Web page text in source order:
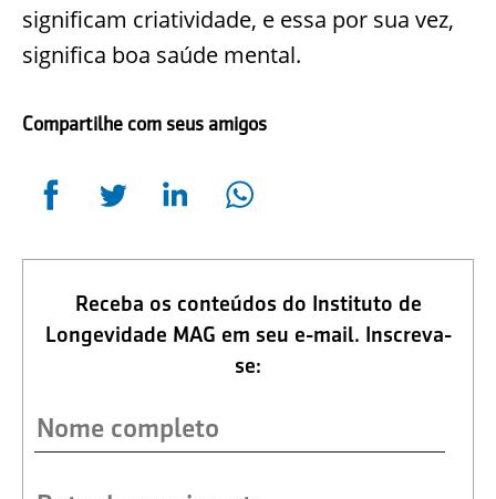
significam criatividade, e essa por sua vez,
significa boa saúde mental.
Compartilhe com seus amigos
Receba os conteúdos do Instituto de
Longevidade MAG em seu e-mail. Inscreva-
se: